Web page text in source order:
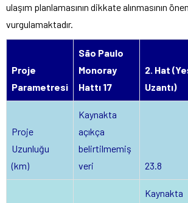
ulaşım planlamasının dikkate alınmasının
vurgulamaktadır.
Proje
Parametresi
São Paulo
Monoray
Hattı 17
2. Hat
Uzantı)
Proje
Uzunluğu
(km)
Kaynakta
açıkça
belirtilmemiş
veri
23.8
Kaynakta